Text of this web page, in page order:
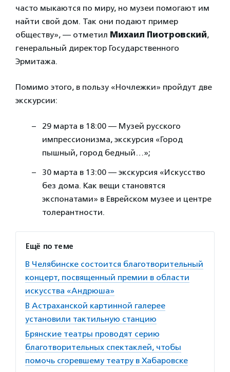
часто мыкаются по миру, но музеи помогают им
найти свой дом. Так они подают пример
обществу», — отметил Михаил Пиотровский,
генеральный директор Государственного
Эрмитажа.
Помимо этого, в пользу «Ночлежки» пройдут две
экскурсии:
29 марта в 18:00 — Музей русского
импрессионизма, экскурсия «Город
пышный, город бедный…»;
30 марта в 13:00 — экскурсия «Искусство
без дома. Как вещи становятся
экспонатами» в Еврейском музее и центре
толерантности.
Ещё по теме
В Челябинске состоится благотворительный
концерт, посвященный премии в области
искусства «Андрюша»
В Астраханской картинной галерее
установили тактильную станцию
Брянские театры проводят серию
благотворительных спектаклей, чтобы
помочь сгоревшему театру в Хабаровске